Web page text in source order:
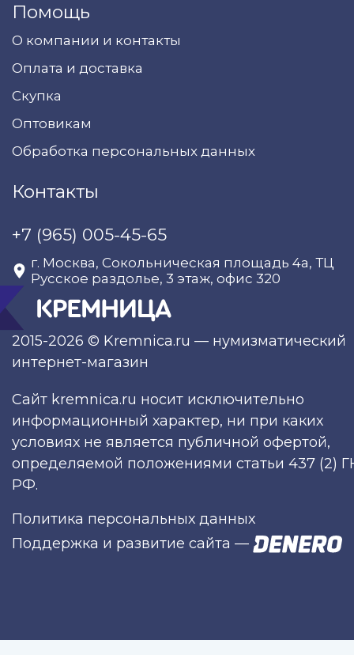
2015-2026 © Kremnica.ru — нумизматический
интернет-магазин
Помощь
О компании и контакты
Оплата и доставка
Скупка
Оптовикам
Обработка персональных данных
Контакты
+7 (965) 005-45-65
г. Москва, Сокольническая площадь 4а, ТЦ
Русское раздолье, 3 этаж, офис 320
Сайт kremnica.ru носит исключительно
информационный характер, ни при каких
условиях не является публичной офертой,
определяемой положениями статьи 437 (2)
РФ.
Политика персональных данных
Поддержка и развитие сайта —